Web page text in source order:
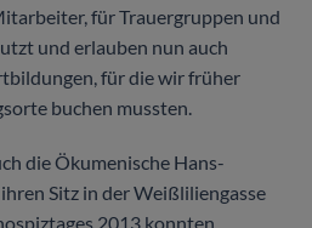
für Trauergruppen und
und erlauben nun auch
für die wir früher
buchen mussten.
die Ökumenische Hans-
Sitz in der Weißliliengasse
2013 konnten